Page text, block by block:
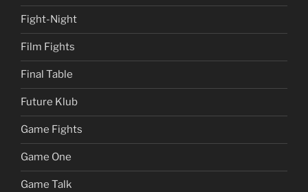
Fight-Night
Film Fights
Final Table
Future Klub
Game Fights
Game One
Game Talk